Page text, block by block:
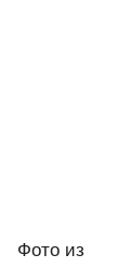
Фото из